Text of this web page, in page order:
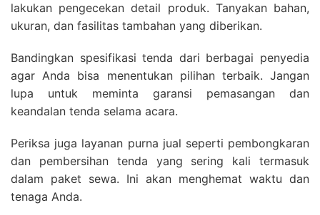
lakukan pengecekan detail produk. Tanyakan bahan,
ukuran, dan fasilitas tambahan yang diberikan.
Bandingkan spesifikasi tenda dari berbagai penyedia
agar Anda bisa menentukan pilihan terbaik. Jangan
lupa untuk meminta garansi pemasangan dan
keandalan tenda selama acara.
Periksa juga layanan purna jual seperti pembongkaran
dan pembersihan tenda yang sering kali termasuk
dalam paket sewa. Ini akan menghemat waktu dan
tenaga Anda.